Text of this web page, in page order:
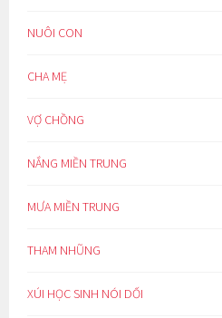
NUÔI CON
CHA MẸ
VỢ CHỒNG
NẮNG MIỀN TRUNG
MƯA MIỀN TRUNG
THAM NHŨNG
XÚI HỌC SINH NÓI DỐI